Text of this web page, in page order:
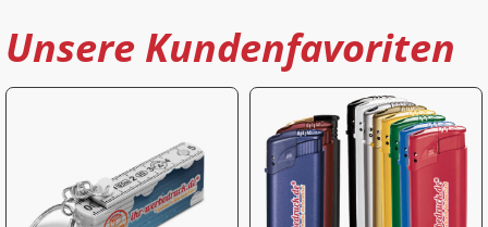
Unsere Kundenfavoriten